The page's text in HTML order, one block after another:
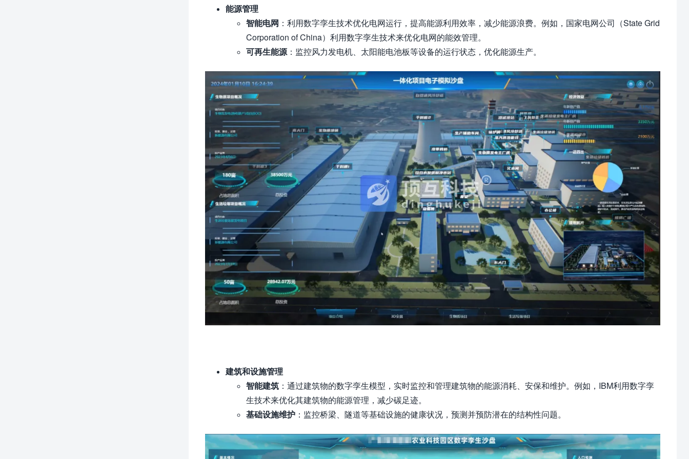
能源管理
智能电网 ：利用数字孪生技术优化电网运行，提高能源利用效率，减少能源浪费。例如，国家电网公司（State Grid
Corporation of China）利用数字孪生技术来优化电网的能效管理。
可再生能源 ：监控风力发电机、太阳能电池板等设备的运行状态，优化能源生产。
建筑和设施管理
智能建筑 ：通过建筑物的数字孪生模型，实时监控和管理建筑物的能源消耗、安保和维护。例如，IBM利用数字孪
生技术来优化其建筑物的能源管理，减少碳足迹。
基础设施维护 ：监控桥梁、隧道等基础设施的健康状况，预测并预防潜在的结构性问题。